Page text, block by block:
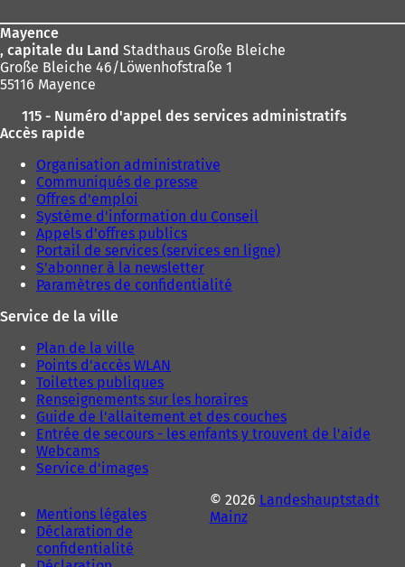
Mayence
, capitale du Land Stadthaus Große Bleiche
Große Bleiche 46/Löwenhofstraße 1
55116 Mayence
115 - Numéro d'appel des services administratifs
Accès rapide
Organisation administrative
Communiqués de presse
Offres d'emploi
Système d'information du Conseil
Appels d'offres publics
Portail de services (services en ligne)
S'abonner à la newsletter
Paramètres de confidentialité
Service de la ville
Plan de la ville
Points d'accès WLAN
Toilettes publiques
Renseignements sur les horaires
Guide de l'allaitement et des couches
Entrée de secours - les enfants y trouvent de l'aide
Webcams
Service d'images
Mentions légales
Déclaration de
confidentialité
© 2026 Landeshauptstadt
Mainz